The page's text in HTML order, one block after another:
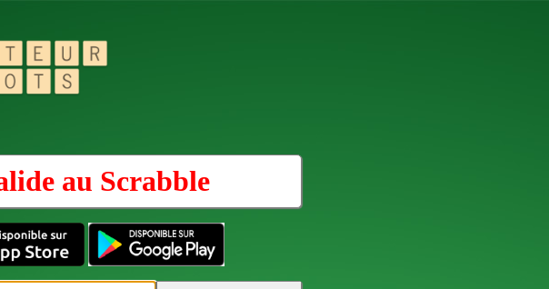
au Scrabble